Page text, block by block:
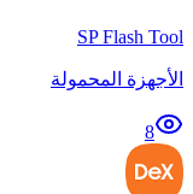
SP Flash Tool
الأجهزة المحمولة
8